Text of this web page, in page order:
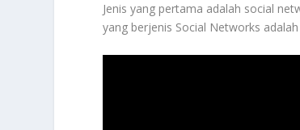
Jenis yang pertama adalah social
yang berjenis Social Networks